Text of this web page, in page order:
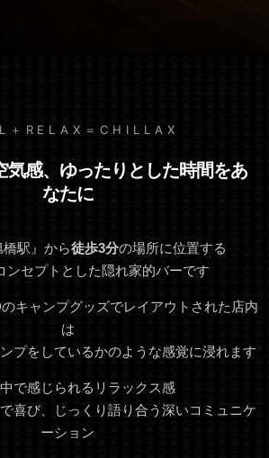
＋RELAX＝CHILLAX
気感、ゆったりとした時間をあ
なたに
駅』から徒歩3分の場所に位置する
ンセプトとした隠れ家的バーです
キャンプグッズでレイアウトされた店内
は
プをしているかのような感覚に浸れます
で感じられるリラックス感
喜び、じっくり語り合う深いコミュニケ
ーション